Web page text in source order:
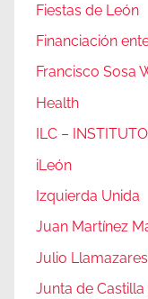
Fiestas de León
Financiación
Francisco Sosa
Health
ILC –
iLeón
Izquierda Unida
Juan Martínez
Julio Llamazares
Junta de